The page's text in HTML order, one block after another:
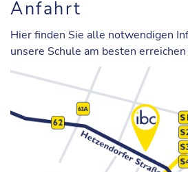
Anfahrt
Hier finden Sie alle notwendigen
unsere Schule am besten